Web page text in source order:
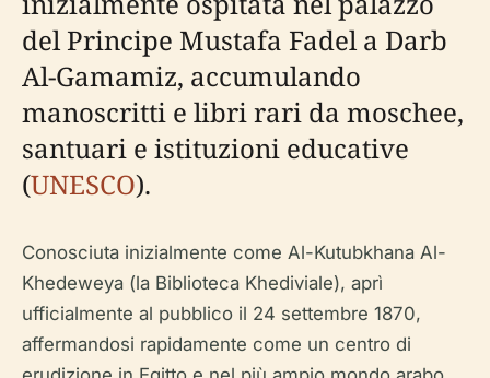
del Principe Mustafa Fadel a Darb
Al-Gamamiz, accumulando
manoscritti e libri rari da moschee,
santuari e istituzioni educative
(UNESCO).
Conosciuta inizialmente come Al-Kutubkhana Al-
Khedeweya (la Biblioteca Khediviale), aprì
ufficialmente al pubblico il 24 settembre 1870,
affermandosi rapidamente come un centro di